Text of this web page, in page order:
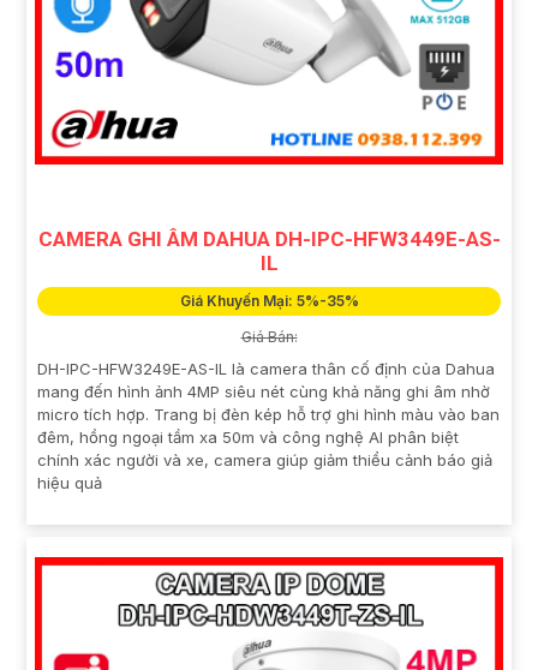
CAMERA GHI ÂM DAHUA DH-IPC-HFW3449E-AS-
IL
Giá Khuyến Mại: 5%-35%
Giá Bán:
DH-IPC-HFW3249E-AS-IL là camera thân cố định của Dahua
mang đến hình ảnh 4MP siêu nét cùng khả năng ghi âm nhờ
micro tích hợp. Trang bị đèn kép hỗ trợ ghi hình màu vào ban
đêm, hồng ngoại tầm xa 50m và công nghệ AI phân biệt
chính xác người và xe, camera giúp giảm thiểu cảnh báo giả
hiệu quả